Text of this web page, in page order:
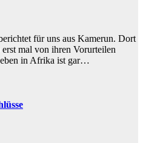
für uns aus Kamerun. Dort
erst mal von ihren Vorurteilen
in Afrika ist gar…